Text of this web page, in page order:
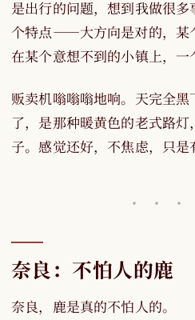
是出行的问题，想到我做很
个特点——大方向是对的，某
在某个意想不到的小镇上，一
贩卖机嗡嗡嗡地响。天完全
了，是那种暖黄色的老式路
子。感觉还好，不焦虑，只是
奈良：不怕人的鹿
奈良，鹿是真的不怕人的。